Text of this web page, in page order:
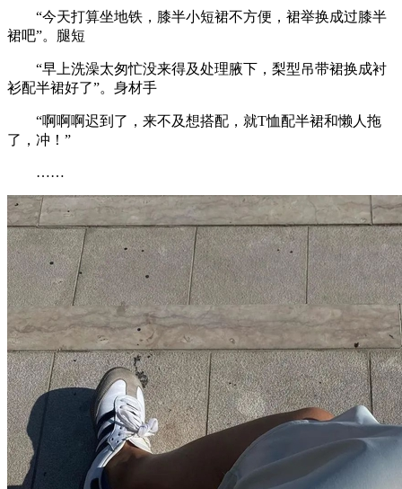
“今天打算坐地铁，膝半小短裙不方便，裙举换成过膝半
裙吧”。腿短
“早上洗澡太匆忙没来得及处理腋下，梨型吊带裙换成衬
衫配半裙好了”。身材手
“啊啊啊迟到了，来不及想搭配，就T恤配半裙和懒人拖
了，冲！”
……